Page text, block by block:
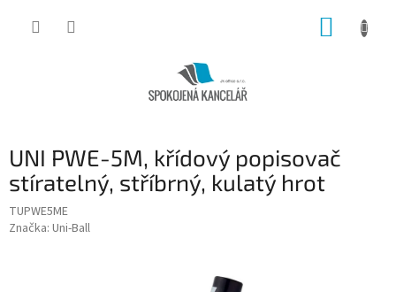
UNI PWE-5M, křídový popisovač
stíratelný, stříbrný, kulatý hrot
TUPWE5ME
Značka: Uni-Ball